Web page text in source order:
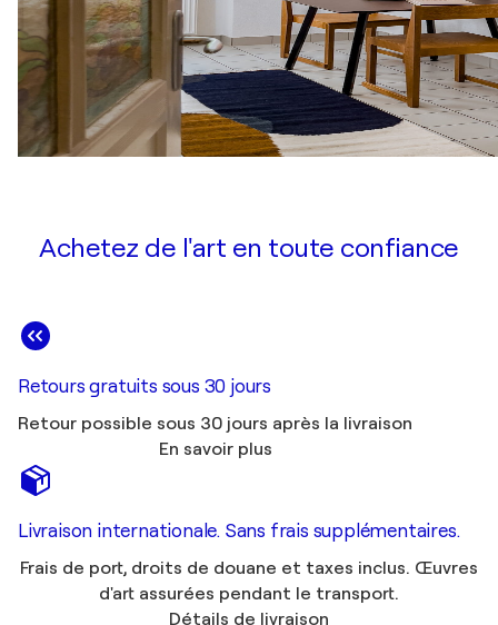
Achetez de l'art en toute confiance
Retours gratuits sous 30 jours
Retour possible sous 30 jours après la livraison
En savoir plus
Livraison internationale. Sans frais supplémentaires.
Frais de port, droits de douane et taxes inclus. Œuvres
d'art assurées pendant le transport.
Détails de livraison